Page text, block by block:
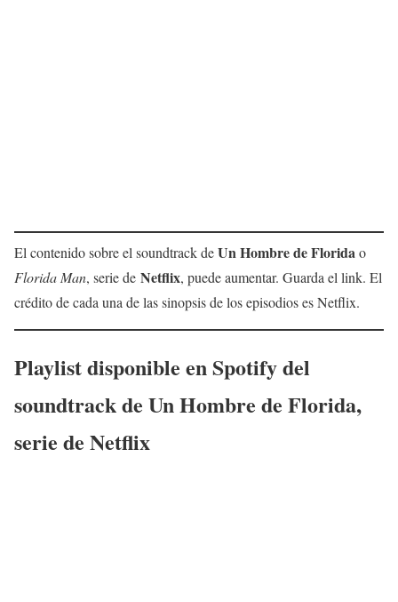
El contenido sobre el soundtrack deUn Hombre de Floridao
Florida Man, serie de Netflix, puede aumentar. Guarda el link. El
crédito de cada una de las sinopsis de los episodios es Netflix.
Playlist disponible en Spotify del
soundtrack de Un Hombre de Florida,
serie de Netflix